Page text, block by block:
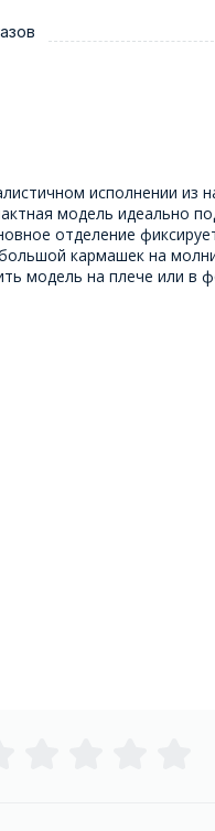
исполнении из
модель идеально
отделение
кармашек на
модель на плече или в